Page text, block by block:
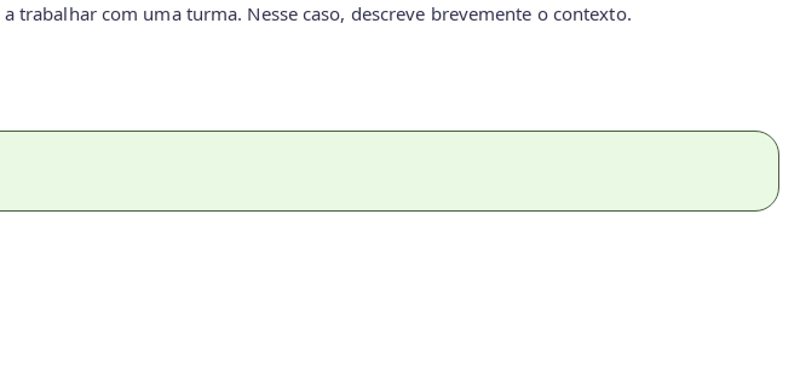
trabalhar com uma turma. Nesse caso, descreve brevemente o contexto.‍